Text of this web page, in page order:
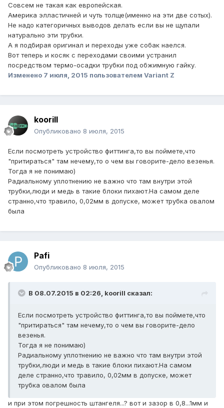
Совсем не такая как европейская.
Америка элластичней и чуть толще(именно на эти две сотых).
Не надо категоричных выводов делать если вы не щупали
натурально эти трубки.
А я подбирая оригинал и переходы уже собак наелся.
Вот теперь и косяк с переходами своими устранил
посредством термо-осадки трубки под обжимную гайку.
Изменено 7 июля, 2015 пользователем Variant Z
koorill
Опубликовано 8 июля, 2015
Если посмотреть устройство фиттинга,то вы поймете,что
"притираться" там нечему,то о чем вы говорите-дело везенья.
Тогда я не понимаю)
Радиальному уплотнению не важно что там внутри этой
трубки,люди и медь в такие блоки пихают.На самом деле
странно,что травило, 0,02мм в допуске, может трубка овалом
была
Pafi
Опубликовано 8 июля, 2015
В 08.07.2015 в 02:26, koorill сказал:
Если посмотреть устройство фиттинга,то вы поймете,что
"притираться" там нечему,то о чем вы говорите-дело
везенья.
Тогда я не понимаю)
Радиальному уплотнению не важно что там внутри этой
трубки,люди и медь в такие блоки пихают.На самом
деле странно,что травило, 0,02мм в допуске, может
трубка овалом была
и при этом погрешность штангеля...? вот и зазор в 0,8...1мм и